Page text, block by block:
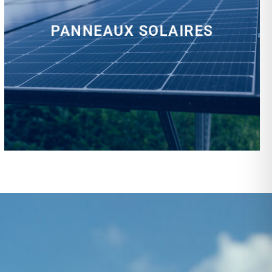
PANNEAUX SOLAIRES
installation, rénovation, dépannage…